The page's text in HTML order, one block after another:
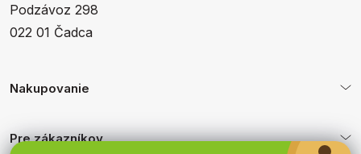
Podzávoz 298
022 01 Čadca
Nakupovanie
Pre zákazníkov